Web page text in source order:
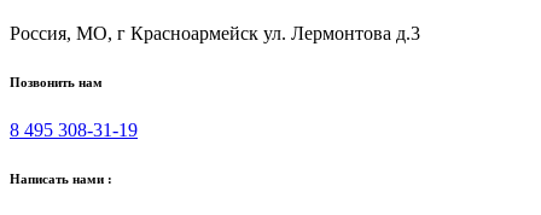
Россия, МО, г Красноармейск ул. Лермонтова д.3
Позвонить нам
8 495 308-31-19
Написать нами :